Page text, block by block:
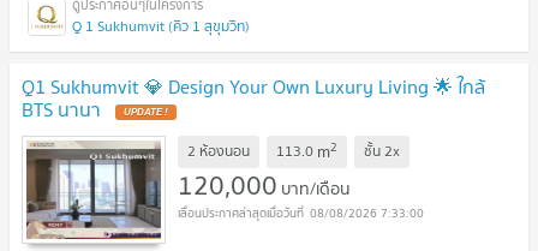
Q 1 Sukhumvit (คิว 1 สุขุมวิท)
Q1 Sukhumvit 💎 Design Your Own Luxury Living 🌟 ใกล้
BTS นานา
2 ห้องนอน 113.0 m2 ชั้น2x
120,000 บาท/เดือน
08/08/2026 7:33:00